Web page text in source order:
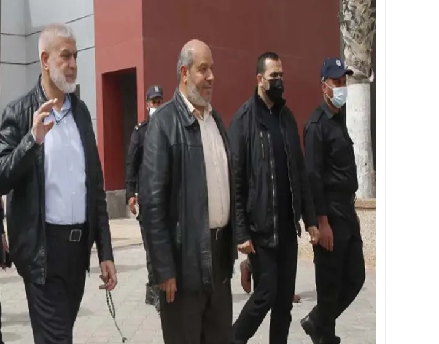
مستشفى بولاق الدكرور العام .. حين يتحول الحلم إلى واقع .. مدينة طبية متكاملة تكتب
تجديد الثقة في الدكتور فرج البلاصي مديرًا لمستشفى الحوامدية العام .. عندما تتحدث
قطع المياه عن مناطق واسعة بالهرم فجر الجمعة .. تعرف على الأماكن المتأثرة وسبب
غلق شارع 26 يوليو بالجيزة لمدة أسبوعين بسبب المونوريل .. المواعيد والتحويلات المرورية الكاملة